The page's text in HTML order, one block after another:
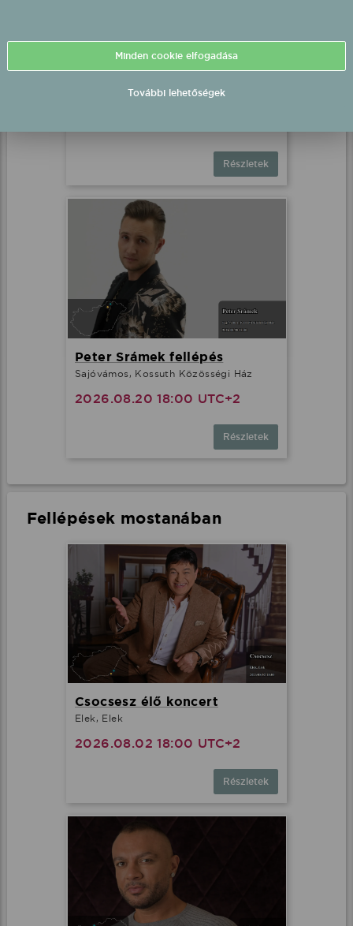
Részletek
Peter Srámek fellépés
Sajóvámos, Kossuth Közösségi Ház
2026.08.20 18:00 UTC+2
Részletek
Fellépések mostanában
Csocsesz élő koncert
Elek, Elek
2026.08.02 18:00 UTC+2
Részletek
Minden cookie elfogadása
További lehetőségek